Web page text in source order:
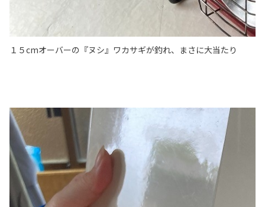
１５cmオーバーの『ヌシ』ワカサギが釣れ、まさに大当たり